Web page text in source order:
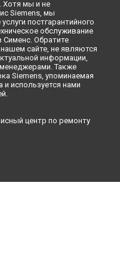
Siemens в
Хотя мы и не
Siemens, мы
постгарантийного
обслуживание
Сименс. Обратите
сайте, не являются
информации,
Также
Siemens, упоминаемая
и используется нами
центр по ремонту